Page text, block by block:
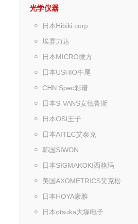
光学仪器
日本Hibiki corp
埃赛力达
日本MICRO微方
日本USHIO牛尾
CHN Spec彩谱
日本S-VANS安德鲁斯
日本OSI王子
日本AITEC艾泰克
韩国SIWON
日本SIGMAKOKI西格玛
美国AXOMETRICS艾克松
日本HOYA豪雅
日本otsuka大塚电子